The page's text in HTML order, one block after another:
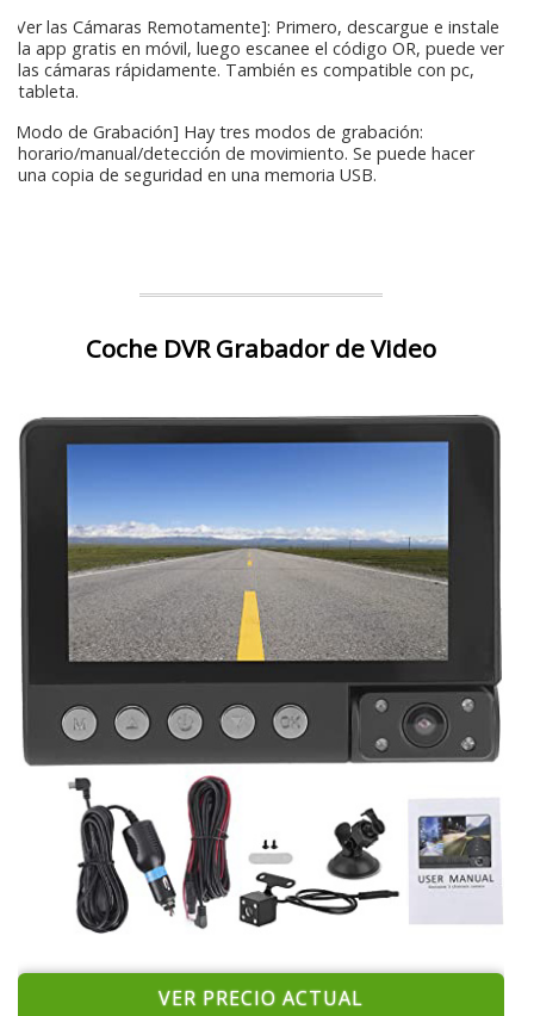
[Ver las Cámaras Remotamente]: Primero, descargue e instale
la app gratis en móvil, luego escanee el código OR, puede ver
las cámaras rápidamente. También es compatible con pc,
tableta.
[Modo de Grabación] Hay tres modos de grabación:
horario/manual/detección de movimiento. Se puede hacer
una copia de seguridad en una memoria USB.
Coche DVR Grabador de Video
VER PRECIO ACTUAL